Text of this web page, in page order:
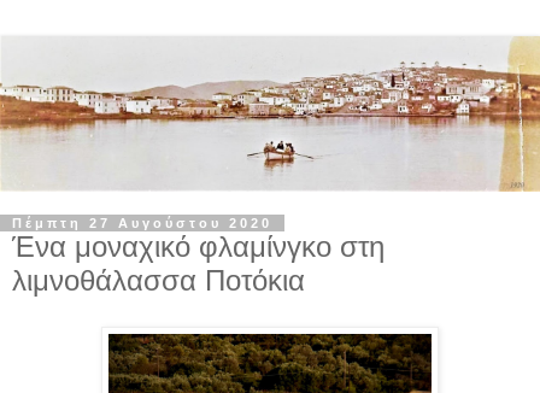
Πέμπτη 27 Αυγούστου 2020
Ένα μοναχικό φλαμίνγκο στη
λιμνοθάλασσα Ποτόκια